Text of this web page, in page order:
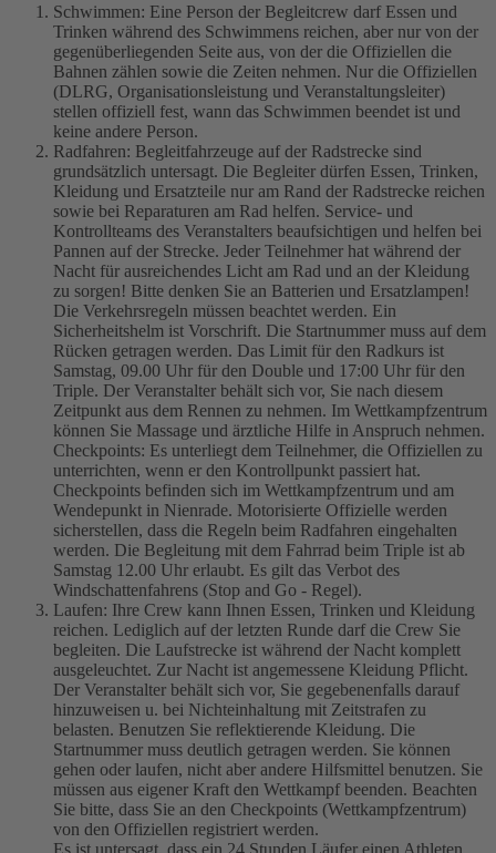
Schwimmen: Eine Person der Begleitcrew darf Essen und
Trinken während des Schwimmens reichen, aber nur von der
gegenüberliegenden Seite aus, von der die Offiziellen die
Bahnen zählen sowie die Zeiten nehmen. Nur die Offiziellen
(DLRG, Organisationsleistung und Veranstaltungsleiter)
stellen offiziell fest, wann das Schwimmen beendet ist und
keine andere Person.
Radfahren: Begleitfahrzeuge auf der Radstrecke sind
grundsätzlich untersagt. Die Begleiter dürfen Essen, Trinken,
Kleidung und Ersatzteile nur am Rand der Radstrecke reichen
sowie bei Reparaturen am Rad helfen. Service- und
Kontrollteams des Veranstalters beaufsichtigen und helfen bei
Pannen auf der Strecke. Jeder Teilnehmer hat während der
Nacht für ausreichendes Licht am Rad und an der Kleidung
zu sorgen! Bitte denken Sie an Batterien und Ersatzlampen!
Die Verkehrsregeln müssen beachtet werden. Ein
Sicherheitshelm ist Vorschrift. Die Startnummer muss auf dem
Rücken getragen werden. Das Limit für den Radkurs ist
Samstag, 09.00 Uhr für den Double und 17:00 Uhr für den
Triple. Der Veranstalter behält sich vor, Sie nach diesem
Zeitpunkt aus dem Rennen zu nehmen. Im Wettkampfzentrum
können Sie Massage und ärztliche Hilfe in Anspruch nehmen.
Checkpoints: Es unterliegt dem Teilnehmer, die Offiziellen zu
unterrichten, wenn er den Kontrollpunkt passiert hat.
Checkpoints befinden sich im Wettkampfzentrum und am
Wendepunkt in Nienrade. Motorisierte Offizielle werden
sicherstellen, dass die Regeln beim Radfahren eingehalten
werden. Die Begleitung mit dem Fahrrad beim Triple ist ab
Samstag 12.00 Uhr erlaubt. Es gilt das Verbot des
Windschattenfahrens (Stop and Go - Regel).
Laufen: Ihre Crew kann Ihnen Essen, Trinken und Kleidung
reichen. Lediglich auf der letzten Runde darf die Crew Sie
begleiten. Die Laufstrecke ist während der Nacht komplett
ausgeleuchtet. Zur Nacht ist angemessene Kleidung Pflicht.
Der Veranstalter behält sich vor, Sie gegebenenfalls darauf
hinzuweisen u. bei Nichteinhaltung mit Zeitstrafen zu
belasten. Benutzen Sie reflektierende Kleidung. Die
Startnummer muss deutlich getragen werden. Sie können
gehen oder laufen, nicht aber andere Hilfsmittel benutzen. Sie
müssen aus eigener Kraft den Wettkampf beenden. Beachten
Sie bitte, dass Sie an den Checkpoints (Wettkampfzentrum)
von den Offiziellen registriert werden.
Es ist untersagt, dass ein 24 Stunden Läufer einen Athleten